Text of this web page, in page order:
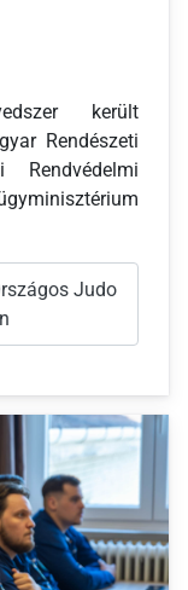
került
Rendészeti
Judo